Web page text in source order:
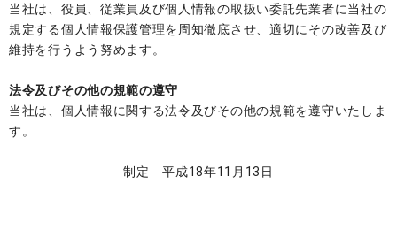
当社は、役員、従業員及び個人情報の取扱い委託先業者に当社の
規定する個人情報保護管理を周知徹底させ、適切にその改善及び
維持を行うよう努めます。
法令及びその他の規範の遵守
当社は、個人情報に関する法令及びその他の規範を遵守いたしま
す。
制定 平成18年11月13日